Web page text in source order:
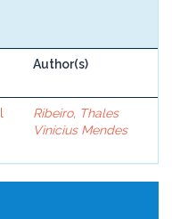
Author(s)
Ribeiro, Thales
Vinícius Mendes